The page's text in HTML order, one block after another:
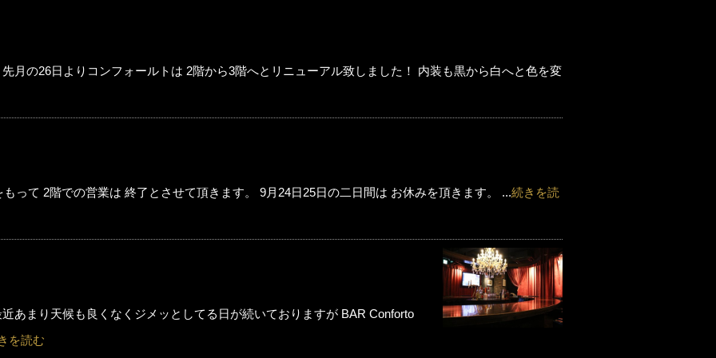
月の26日よりコンフォールトは 2階から3階へとリニューアル致しました！ 内装も黒から白へと色を変
って 2階での営業は 終了とさせて頂きます。 9月24日25日の二日間は お休みを頂きます。 ...続きを読
あまり天候も良くなくジメッとしてる日が続いておりますが BAR Conforto
を読む